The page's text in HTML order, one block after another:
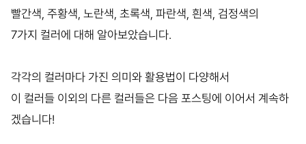
빨간색, 주황색, 노란색, 초록색, 파란색, 흰색, 검정색의
7가지 컬러에 대해 알아보았습니다.
각각의 컬러마다 가진 의미와 활용법이 다양해서
이 컬러들 이외의 다른 컬러들은 다음 포스팅에 이어서 계속하
겠습니다!